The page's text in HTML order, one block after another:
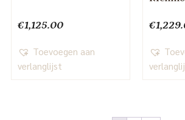
€1,125.00
Toevoegen aan
verlanglijst
€